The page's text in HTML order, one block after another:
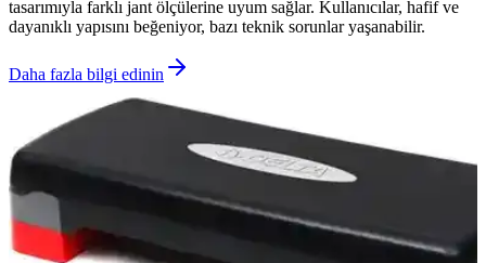
tasarımıyla farklı jant ölçülerine uyum sağlar. Kullanıcılar, hafif ve
dayanıklı yapısını beğeniyor, bazı teknik sorunlar yaşanabilir.
Daha fazla bilgi edinin